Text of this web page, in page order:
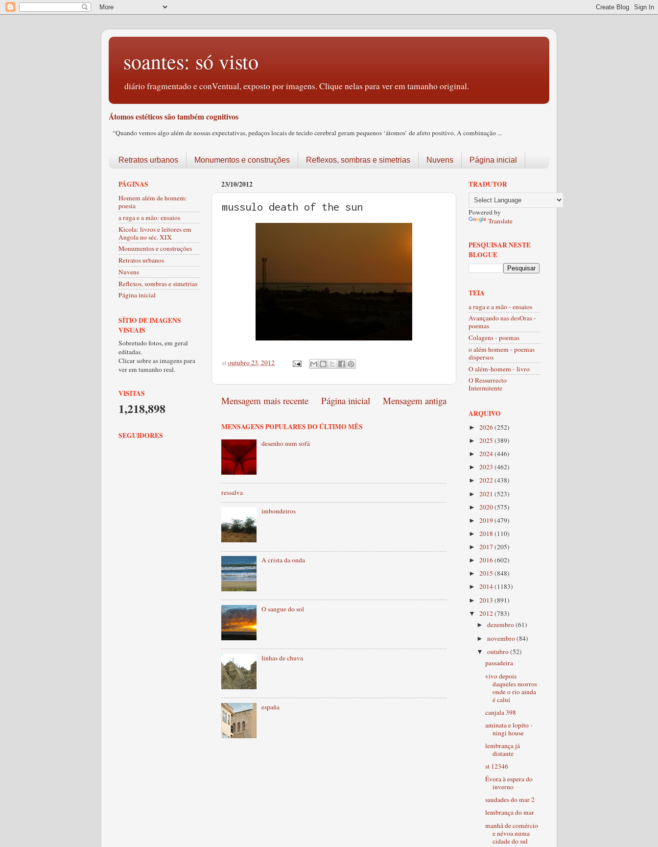
soantes: só visto
diário fragmentado e conVentual, exposto por imagens. Clique nelas para ver em tamanho original.
Átomos estéticos são também cognitivos
“Quando vemos algo além de nossas expectativas, pedaços locais de tecido cerebral geram pequenos ‘átomos’ de afeto positivo. A combinação ...
Retratos urbanos Monumentos e construções Reflexos, sombras e simetrias Nuvens Página inicial
23/10/2012
mussulo death of the sun
atoutubro 23, 2012
Mensagem mais recente Mensagem antiga
Página inicial
MENSAGENS POPULARES DO ÚLTIMO MÊS
desenho num sofá
ressalva
imbondeiros
A crista da onda
O sangue do sol
linhas de chuva
españa
PÁGINAS
Homem além de homem:
poesia
a ruga e a mão: ensaios
Kicola: livros e leitores em
Angola no séc. XIX
Monumentos e construções
Retratos urbanos
Nuvens
Reflexos, sombras e simetrias
Página inicial
SÍTIO DE IMAGENS
VISUAIS
Sobretudo fotos, em geral
editadas.
Clicar sobre as imagens para
ver em tamanho real.
VISITAS
1,218,898
SEGUIDORES
TRADUTOR
Powered by
Translate
PESQUISAR NESTE
BLOGUE
TEIA
a ruga e a mão - ensaios
Avançando nas desOras -
poemas
Colagens - poemas
o além homem - poemas
dispersos
O além-homem - livro
O Ressurrecto
Intermitente
ARQUIVO
► 2026(252)
► 2025 (389)
► 2024(446)
► 2023 (462)
► 2022(438)
► 2021 (523)
► 2020(575)
► 2019(479)
► 2018 (110)
► 2017 (205)
► 2016(602)
► 2015 (848)
► 2014(1183)
► 2013 (891)
▼ 2012(783)
►dezembro(61)
►novembro(84)
▼outubro(52)
passadeira
vivo depois
daqueles morros
onde o rio ainda
é caluí
canjala 398
aminata e lopito -
ningi house
lembrança já
distante
st 12346
Évora à espera do
inverno
saudades do mar 2
lembrança do mar
manhã de comércio
e névoa numa
cidade do sul